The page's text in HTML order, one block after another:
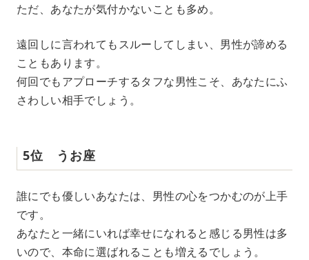
ただ、あなたが気付かないことも多め。
遠回しに言われてもスルーしてしまい、男性が諦める
こともあります。
何回でもアプローチするタフな男性こそ、あなたにふ
さわしい相手でしょう。
5位 うお座
誰にでも優しいあなたは、男性の心をつかむのが上手
です。
あなたと一緒にいれば幸せになれると感じる男性は多
いので、本命に選ばれることも増えるでしょう。